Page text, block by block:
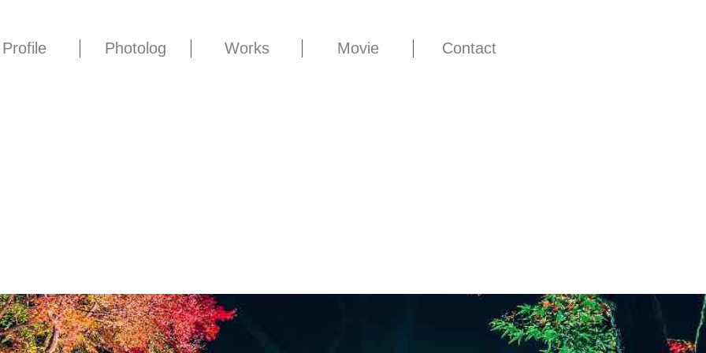
Profile Photolog Works Movie Contact